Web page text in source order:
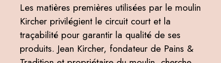
Les matières premières utilisées par le moulin
Kircher privilégient le circuit court et la
traçabilité pour garantir la qualité de ses
produits. Jean Kircher, fondateur de Pains &